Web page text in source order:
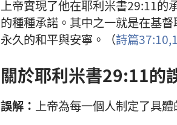
上帝實現了他在耶利米書29:11的
的種種承諾。其中之一就是在基
永久的和平與安寧。（詩篇
關於耶利米書29:11的
誤解： 上帝為每一個人制定了具體